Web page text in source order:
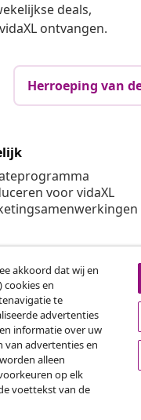
deals,
ontvangen.
Herroeping van
voor vidaXL
akkoord dat wij en
cookies en
te
advertenties
informatie over uw
van advertenties en
alleen
op elk
voettekst van de